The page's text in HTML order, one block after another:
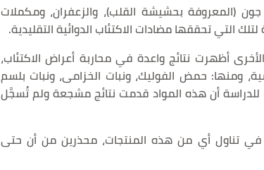
مواد مثل "أوميغا-3"، ونبتة سانت جون (المعروفة بحشيشة القلب)، والزعفران، ومكملات
أظهرت نتائج واعدة في محاربة أعراض الاكتئاب،
ومنها: حمض الفوليك، ونبات الخزامى، ونبات بلسم
للدراسة أن هذه المواد قدمت نتائج مشجعة ولم تُسجَّل
في تناول أي من هذه المنتجات، محذرين من أن حتى